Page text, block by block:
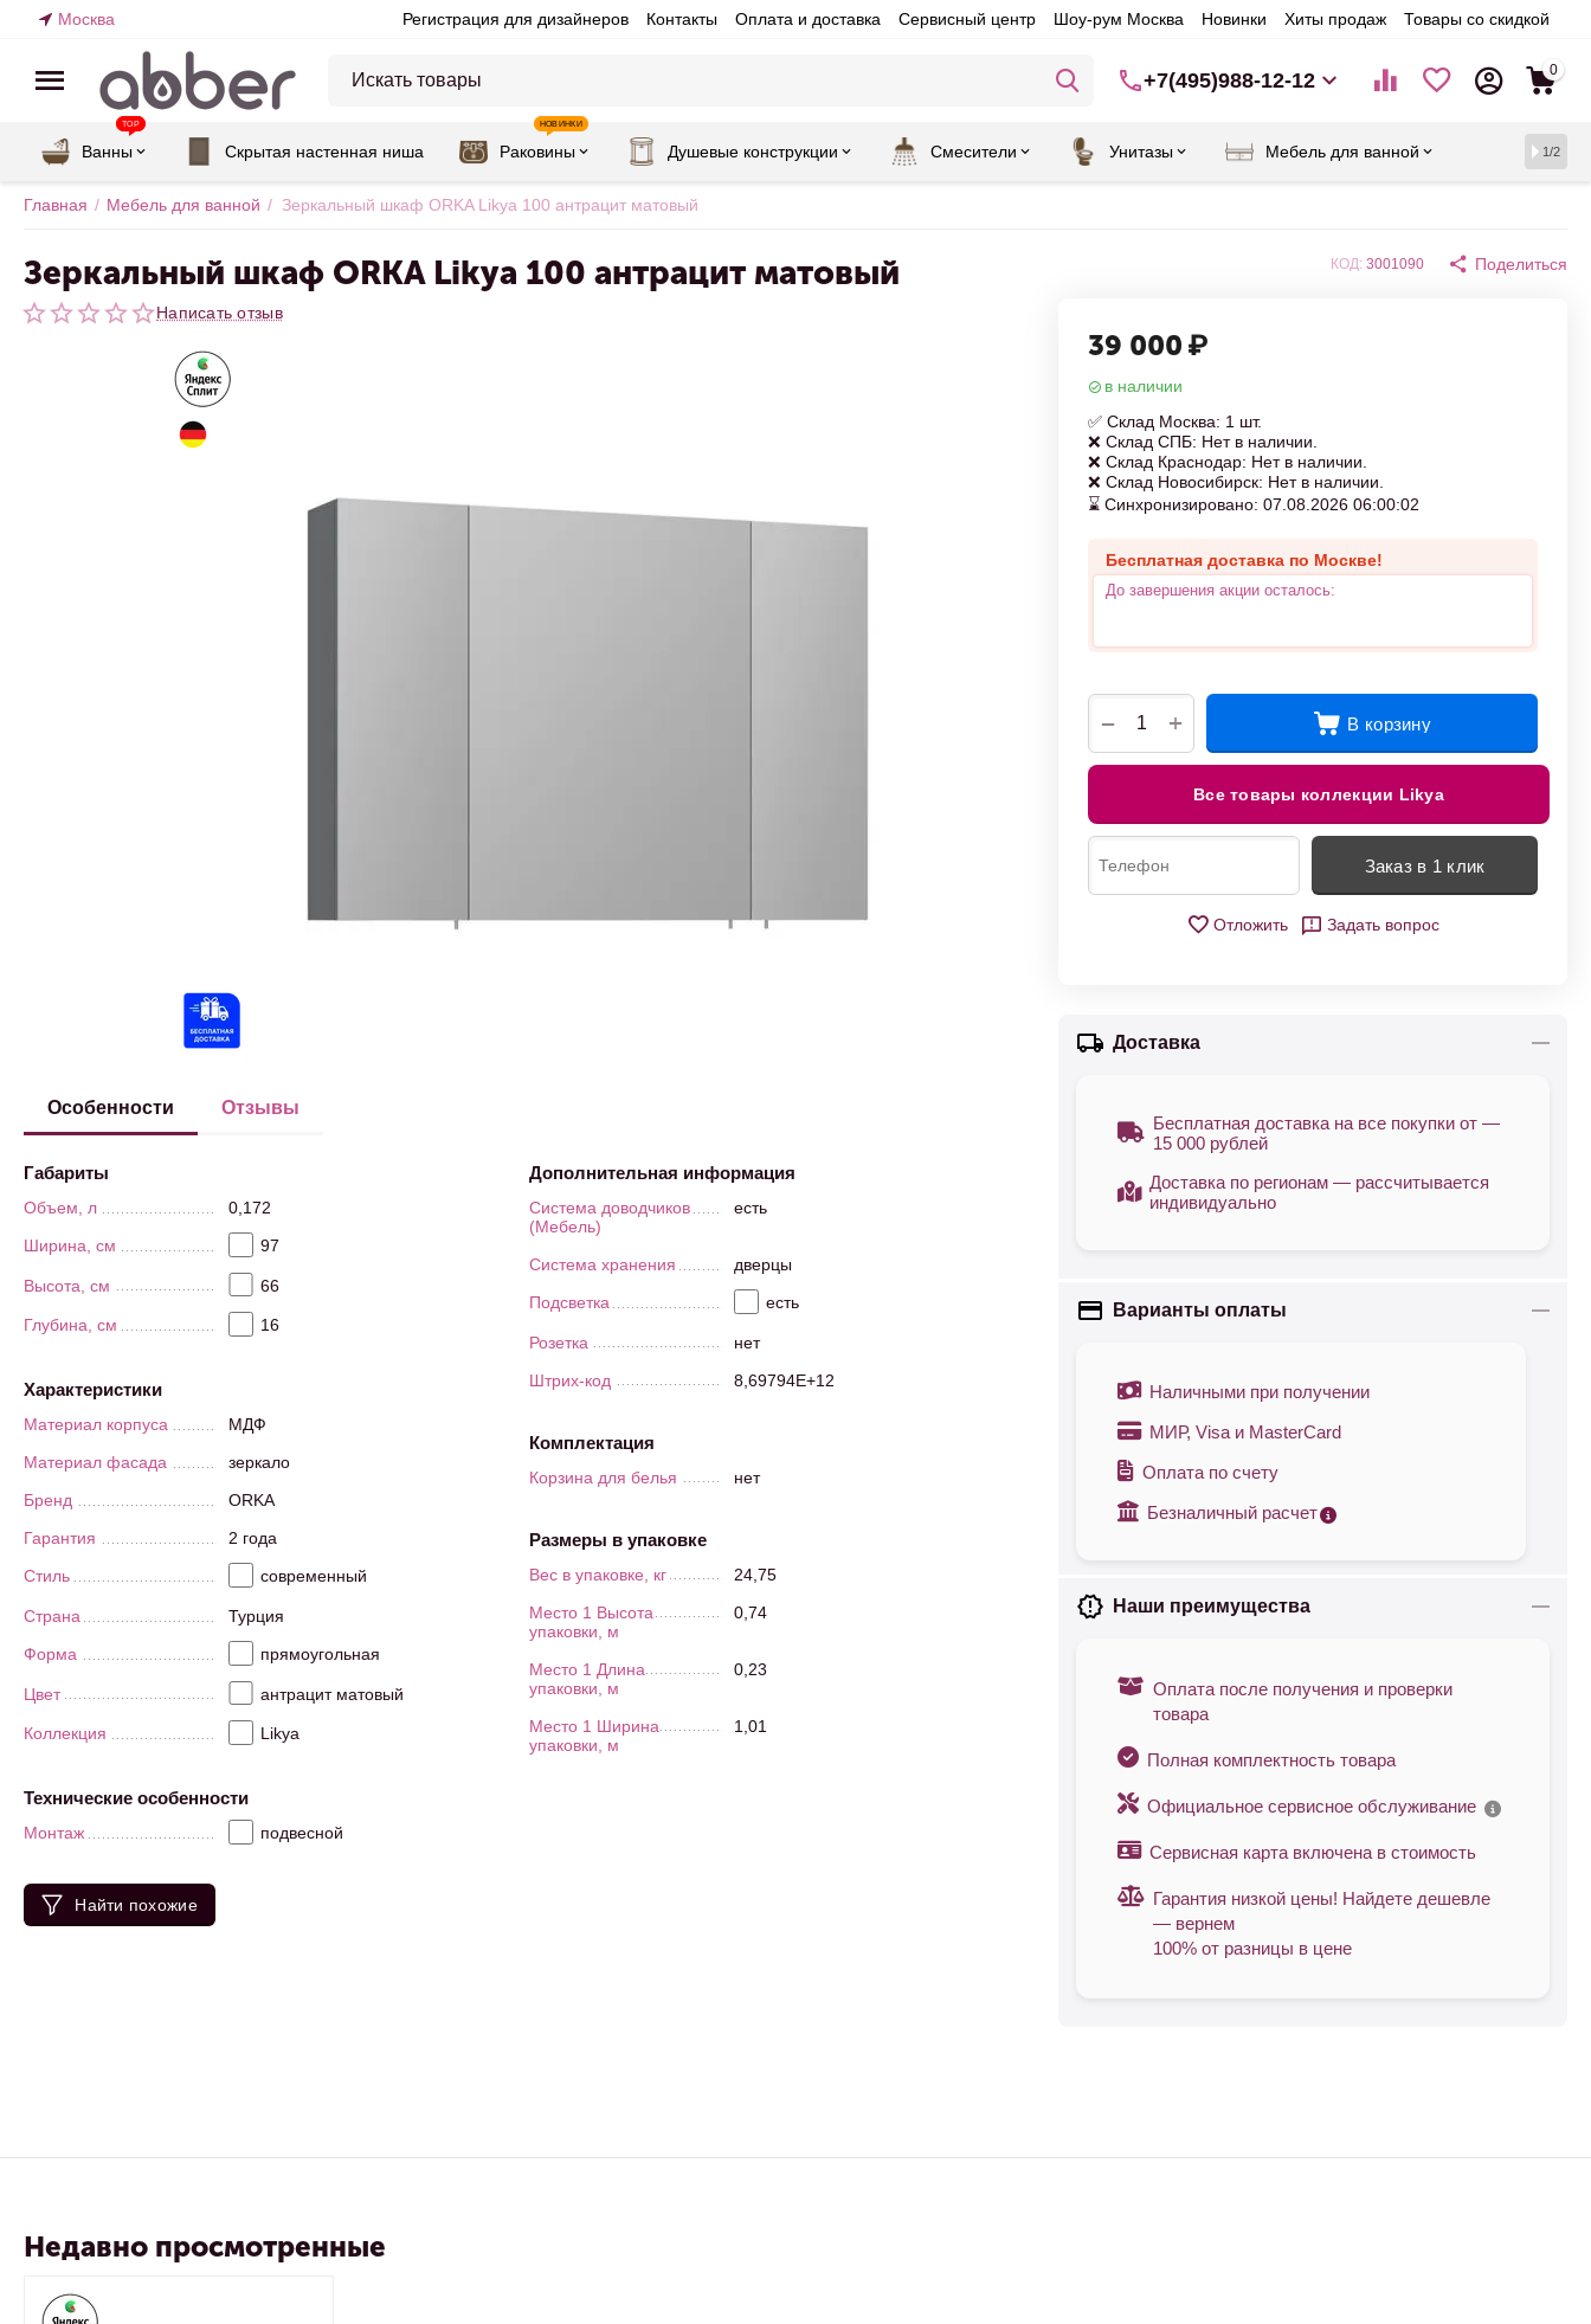
Москва Регистрация для дизайнеров Контакты Оплата и доставка Сервисный центр Шоу-рум Москва Новинки Хиты продаж Товары со скидкой
+7(495)988-12-12 0
Ванны
TOP
Скрытая настенная ниша Раковины
НОВИНКИ
Душевые конструкции Смесители Унитазы Мебель для ванной 1/2
Главная / Мебель для ванной / Зеркальный шкаф ORKA Likya 100 антрацит матовый
Зеркальный шкаф ORKA Likya 100 антрацит матовый
Написать отзыв
КОД: 3001090 Поделиться
39 000 ₽
в наличии
✅ Склад Москва: 1 шт.
❌ Склад СПБ: Нет в наличии.
❌ Склад Краснодар: Нет в наличии.
❌ Склад Новосибирск: Нет в наличии.
⌛ Синхронизировано: 07.08.2026 06:00:02
Бесплатная доставка по Москве!
До завершения акции осталось:
+
− В корзину
Все товары коллекции Likya
Заказ в 1 клик
Отложить Задать вопрос
Доставка
Бесплатная доставка на все покупки от —
15 000 рублей
Доставка по регионам — рассчитывается
индивидуально
Варианты оплаты
Наличными при получении
МИР, Visa и MasterCard
Оплата по счету
Безналичный расчет
Наши преимущества
Оплата после получения и проверки
товара
Полная комплектность товара
Официальное сервисное обслуживание
Сервисная карта включена в стоимость
Гарантия низкой цены! Найдете дешевле
— вернем
100% от разницы в цене
Особенности Отзывы
Габариты
Объем, л
0,172
Ширина, см
97
Высота, см 66
Глубина, см 16
Характеристики
Материал корпуса
МДФ
Материал фасада
зеркало
Бренд
ORKA
Гарантия
2 года
Стиль
современный
Страна
Турция
Форма
прямоугольная
Цвет антрацит матовый
Коллекция Likya
Технические особенности
Монтаж подвесной
Дополнительная информация
Система доводчиков
(Мебель)
есть
Система хранения
дверцы
Подсветка
есть
Розетка
нет
Штрих-код
8,69794E+12
Комплектация
Корзина для белья нет
Размеры в упаковке
Вес в упаковке, кг
24,75
Место 1 Высота
упаковки, м
0,74
Место 1 Длина
упаковки, м
0,23
Место 1 Ширина
упаковки, м
1,01
Найти похожие
Недавно просмотренные